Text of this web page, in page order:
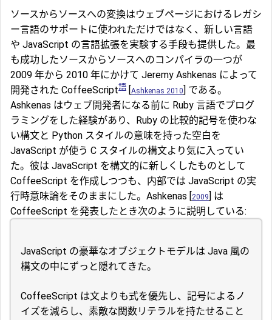
ソースからソースへの変換はウェブページにおけるレガシ
ー言語のサポートに使われただけではなく、新しい言語
や JavaScript の言語拡張を実験する手段も提供した。最
も成功したソースからソースへのコンパイラの一つが
2009 年から 2010 年にかけて Jeremy Ashkenas によって
開発された CoffeeScript語 Ashkenas 2010
] である。
Ashkenas はウェブ開発者になる前に Ruby 言語でプログ
ラミングをした経験があり、Ruby の比較的記号を使わな
い構文と Python スタイルの意味を持った空白を
JavaScript が使う C スタイルの構文より気に入ってい
た。彼は JavaScript を構文的に新しくしたものとして
CoffeeScript を作成しつつも、内部では JavaScript の実
行時意味論をそのままにした。Ashkenas [
2009
] は
CoffeeScript を発表したとき次のように説明している:
JavaScript の豪華なオブジェクトモデルは Java 風の
構文の中にずっと隠れてきた。
CoffeeScript は文よりも式を優先し、記号によるノ
イズを減らし、素敵な関数リテラルを持たせること